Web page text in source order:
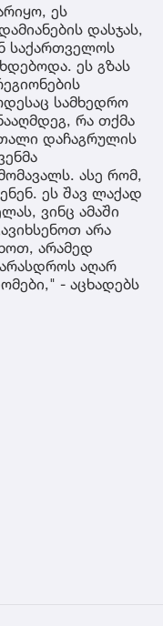
ეს
დასჯას,
საქართველოს
ეს გზას
სამხედრო
რა თქმა
დაჩაგრულის
ასე რომ,
ეს შავ ლაქად
ვინც ამაში
არა
არამედ
აღარ
- აცხადებს